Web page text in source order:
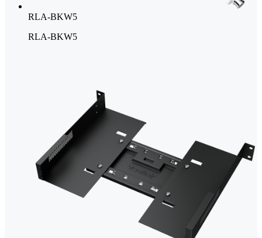
RLA-BKW5
RLA-BKW5